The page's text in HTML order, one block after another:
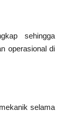
sehingga
operasional di
selama